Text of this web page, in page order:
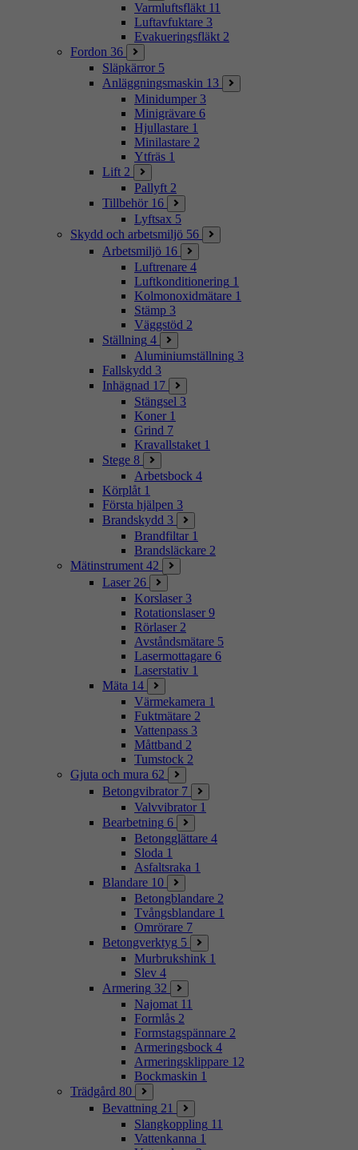
Varmluftsfläkt 11
Luftavfuktare 3
Evakueringsfläkt 2
Fordon 36
Släpkärror 5
Anläggningsmaskin 13
Minidumper 3
Minigrävare 6
Hjullastare 1
Minilastare 2
Ytfräs 1
Lift 2
Pallyft 2
Tillbehör 16
Lyftsax 5
Skydd och arbetsmiljö 56
Arbetsmiljö 16
Luftrenare 4
Luftkonditionering 1
Kolmonoxidmätare 1
Stämp 3
Väggstöd 2
Ställning 4
Aluminiumställning 3
Fallskydd 3
Inhägnad 17
Stängsel 3
Koner 1
Grind 7
Kravallstaket 1
Stege 8
Arbetsbock 4
Körplåt 1
Första hjälpen 3
Brandskydd 3
Brandfiltar 1
Brandsläckare 2
Mätinstrument 42
Laser 26
Korslaser 3
Rotationslaser 9
Rörlaser 2
Avståndsmätare 5
Lasermottagare 6
Laserstativ 1
Mäta 14
Värmekamera 1
Fuktmätare 2
Vattenpass 3
Måttband 2
Tumstock 2
Gjuta och mura 62
Betongvibrator 7
Valvvibrator 1
Bearbetning 6
Betongglättare 4
Sloda 1
Asfaltsraka 1
Blandare 10
Betongblandare 2
Tvångsblandare 1
Omrörare 7
Betongverktyg 5
Murbrukshink 1
Slev 4
Armering 32
Najomat 11
Formlås 2
Formstagspännare 2
Armeringsbock 4
Armeringsklippare 12
Bockmaskin 1
Trädgård 80
Bevattning 21
Slangkoppling 11
Vattenkanna 1